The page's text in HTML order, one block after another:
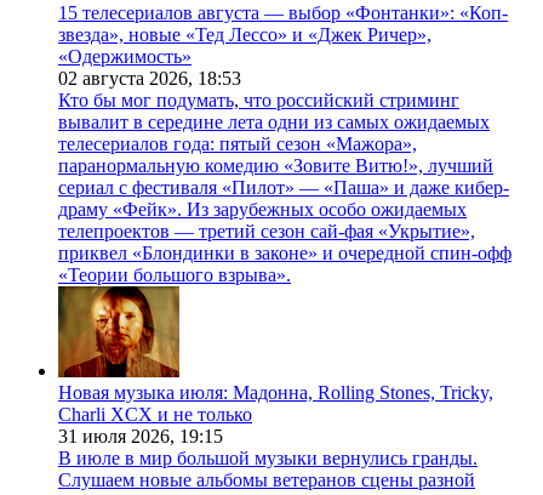
15 телесериалов августа — выбор «Фонтанки»: «Коп-
звезда», новые «Тед Лессо» и «Джек Ричер»,
«Одержимость»
02 августа 2026, 18:53
Кто бы мог подумать, что российский стриминг
вывалит в середине лета одни из самых ожидаемых
телесериалов года: пятый сезон «Мажора»,
паранормальную комедию «Зовите Витю!», лучший
сериал с фестиваля «Пилот» — «Паша» и даже кибер-
драму «Фейк». Из зарубежных особо ожидаемых
телепроектов — третий сезон сай-фая «Укрытие»,
приквел «Блондинки в законе» и очередной спин-офф
«Теории большого взрыва».
Новая музыка июля: Мадонна, Rolling Stones, Tricky,
Charli XCX и не только
31 июля 2026, 19:15
В июле в мир большой музыки вернулись гранды.
Слушаем новые альбомы ветеранов сцены разной